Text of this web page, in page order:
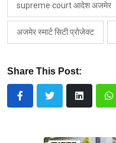
supreme court आदेश अजमेर
अजमेर स्मार्ट सिटी प्रोजेक्ट
Share This Post: